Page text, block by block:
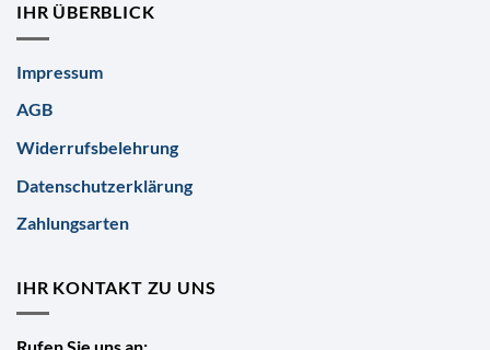
IHR ÜBERBLICK
Impressum
AGB
Widerrufsbelehrung
Datenschutzerklärung
Zahlungsarten
IHR KONTAKT ZU UNS